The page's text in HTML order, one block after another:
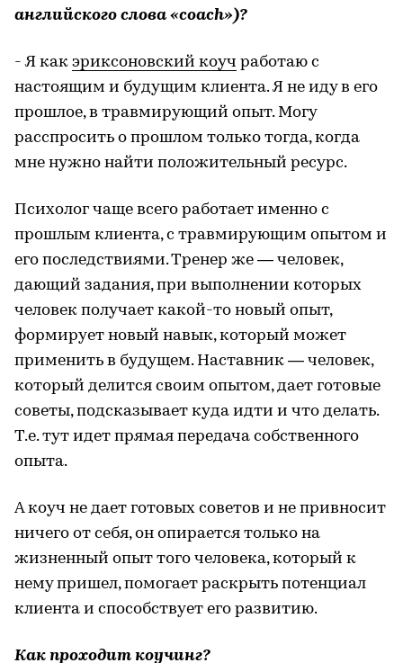
английского слова «coach»)?
- Я как эриксоновский коуч работаю с
настоящим и будущим клиента. Я не иду в его
прошлое, в травмирующий опыт. Могу
расспросить о прошлом только тогда, когда
мне нужно найти положительный ресурс.
Психолог чаще всего работает именно с
прошлым клиента, с травмирующим опытом и
его последствиями. Тренер же — человек,
дающий задания, при выполнении которых
человек получает какой-то новый опыт,
формирует новый навык, который может
применить в будущем. Наставник — человек,
который делится своим опытом, дает готовые
советы, подсказывает куда идти и что делать.
Т.е. тут идет прямая передача собственного
опыта.
А коуч не дает готовых советов и не привносит
ничего от себя, он опирается только на
жизненный опыт того человека, который к
нему пришел, помогает раскрыть потенциал
клиента и способствует его развитию.
Как проходит коучинг?